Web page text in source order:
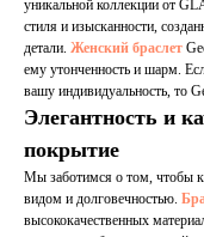
уникальной коллекции от
стиля и изысканности,
детали. Женский браслет
ему утонченность и шарм.
вашу индивидуальность, то
Элегантность и
покрытие
Мы заботимся о том, чтобы
видом и долговечностью.
высококачественных